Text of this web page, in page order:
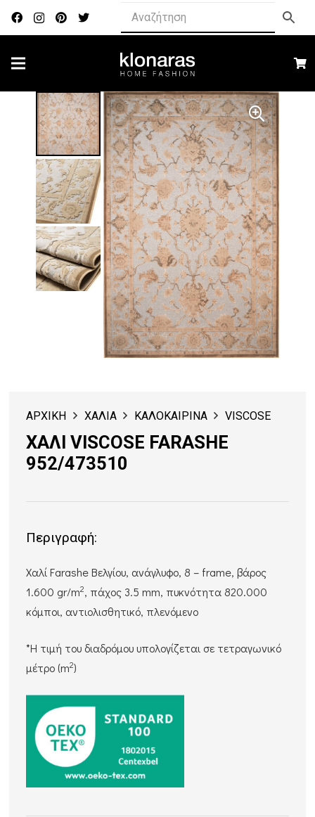
ΑΡΧΙΚΗ ΧΑΛΙΑ ΚΑΛΟΚΑΙΡΙΝΑ VISCOSE
ΧΑΛΙ VISCOSE FARASHE
952/473510
Περιγραφή:
Χαλί Farashe Βελγίου, ανάγλυφο, 8 – frame, βάρος
1.600 gr/m2, πάχος 3.5 mm, πυκνότητα 820.000
κόμποι, αντιολισθητικό, πλενόμενο
*Η τιμή του διαδρόμου υπολογίζεται σε τετραγωνικό
μέτρο (m2)